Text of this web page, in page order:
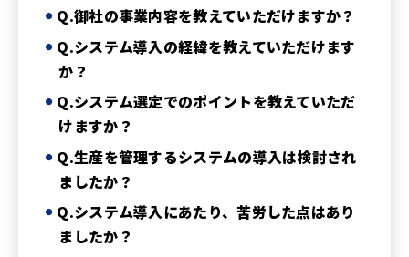
Q.御社の事業内容を教えていただけますか？
Q.システム導入の経緯を教えていただけます
か？
Q.システム選定でのポイントを教えていただ
けますか？
Q.生産を管理するシステムの導入は検討され
ましたか？
Q.システム導入にあたり、苦労した点はあり
ましたか？